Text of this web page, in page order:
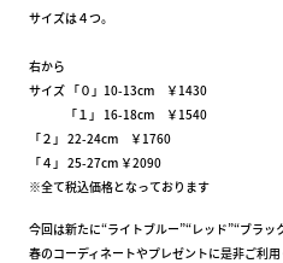
サイズは４つ。
右から
サイズ 「０」10-13cm ￥1430
「１」 16-18cm ￥1540
「２」 22-24cm ￥1760
「４」 25-27cm ￥2090
※全て税込価格となっております
今回は新たに“ライトブルー”“レッド”“ブラッ
春のコーディネートやプレゼントに是非ご利用